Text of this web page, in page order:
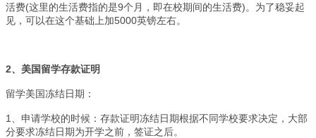
活费(这里的生活费指的是9个月，即在校期间的生活费)。为了稳妥起
见，可以在这个基础上加5000英镑左右。
2、美国留学存款证明
留学美国冻结日期：
1
、申请学校的时候：存款证明冻结日期根据不同学校要求决定，大部
分要求冻结日期为开学之前，签证之后。